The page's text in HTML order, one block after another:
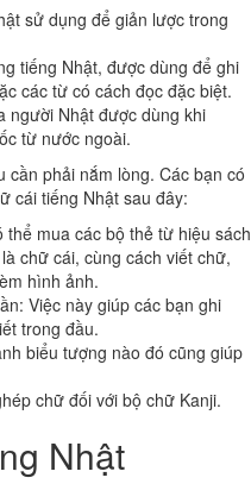
sử dụng để giản lược trong
tiếng Nhật, được dùng để ghi
các từ có cách đọc đặc biệt.
người Nhật được dùng khi
từ nước ngoài.
cần phải nắm lòng. Các bạn có
cái tiếng Nhật sau đây:
mua các bộ thẻ từ hiệu sách
chữ cái, cùng cách viết chữ,
hình ảnh.
Việc này giúp các bạn ghi
trong đầu.
biểu tượng nào đó cũng giúp
chữ đối với bộ chữ Kanji.
Nhật